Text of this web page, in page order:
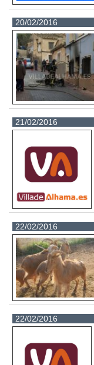
20/02/2016
21/02/2016
22/02/2016
22/02/2016